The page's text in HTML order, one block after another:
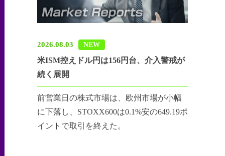
2026.08.03 NEW
米ISM控えドル円は156円台、介入警戒が
続く展開
前営業日の株式市場は、欧州市場が小幅
に下落し、STOXX600は0.1%安の649.19ポ
イントで取引を終えた。